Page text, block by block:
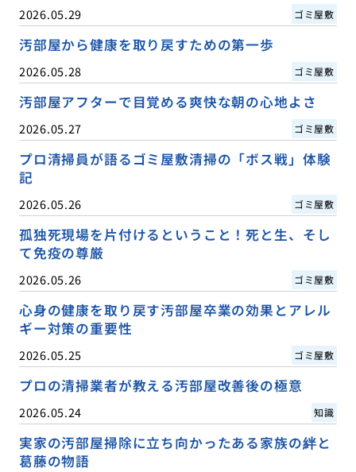
2026.05.29 ゴミ屋敷
汚部屋から健康を取り戻すための第一歩
2026.05.28 ゴミ屋敷
汚部屋アフターで目覚める爽快な朝の心地よさ
2026.05.27 ゴミ屋敷
プロ清掃員が語るゴミ屋敷清掃の「ボス戦」体験
記
2026.05.26 ゴミ屋敷
孤独死現場を片付けるということ！死と生、そし
て免疫の尊厳
2026.05.26 ゴミ屋敷
心身の健康を取り戻す汚部屋卒業の効果とアレル
ギー対策の重要性
2026.05.25 ゴミ屋敷
プロの清掃業者が教える汚部屋改善後の極意
2026.05.24 知識
実家の汚部屋掃除に立ち向かったある家族の絆と
葛藤の物語